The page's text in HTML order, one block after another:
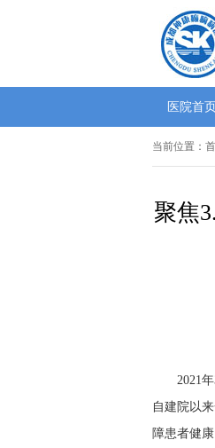
医院首页
当前位置：
聚焦
2021
自建院以
障患者健康